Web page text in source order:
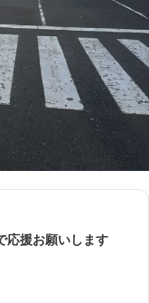
応援お願いします